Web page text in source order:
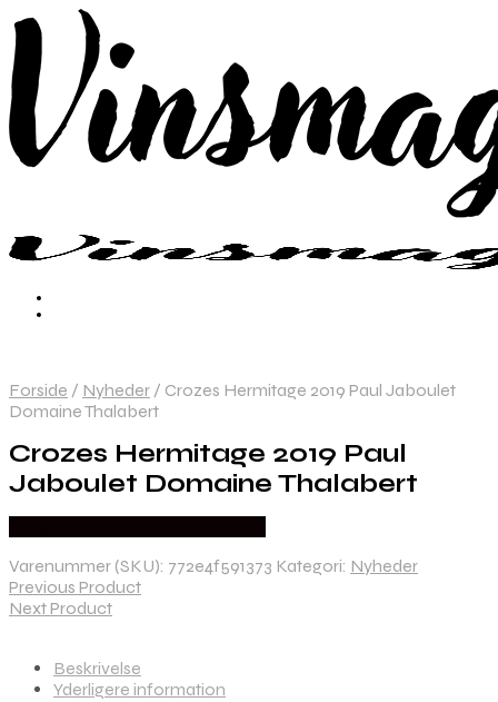
Forside / Nyheder / Crozes Hermitage 2019 Paul Jaboulet
Domaine Thalabert
Crozes Hermitage 2019 Paul
Jaboulet Domaine Thalabert
Varenummer (SKU): 772e4f591373 Kategori: Nyheder
Previous Product
Next Product
Beskrivelse
Yderligere information